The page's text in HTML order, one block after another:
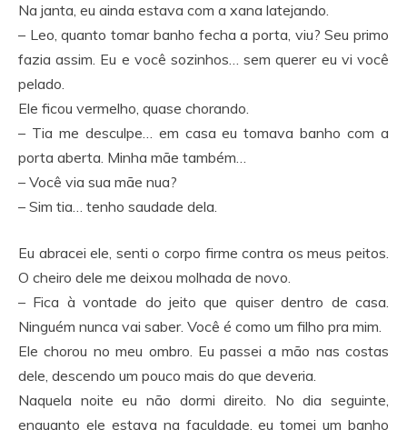
Na janta, eu ainda estava com a xana latejando.
– Leo, quanto tomar banho fecha a porta, viu? Seu primo
fazia assim. Eu e você sozinhos… sem querer eu vi você
pelado.
Ele ficou vermelho, quase chorando.
– Tia me desculpe… em casa eu tomava banho com a
porta aberta. Minha mãe também…
– Você via sua mãe nua?
– Sim tia… tenho saudade dela.
Eu abracei ele, senti o corpo firme contra os meus peitos.
O cheiro dele me deixou molhada de novo.
– Fica à vontade do jeito que quiser dentro de casa.
Ninguém nunca vai saber. Você é como um filho pra mim.
Ele chorou no meu ombro. Eu passei a mão nas costas
dele, descendo um pouco mais do que deveria.
Naquela noite eu não dormi direito. No dia seguinte,
enquanto ele estava na faculdade, eu tomei um banho